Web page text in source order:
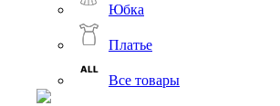
Юбка
Платье
Все товары